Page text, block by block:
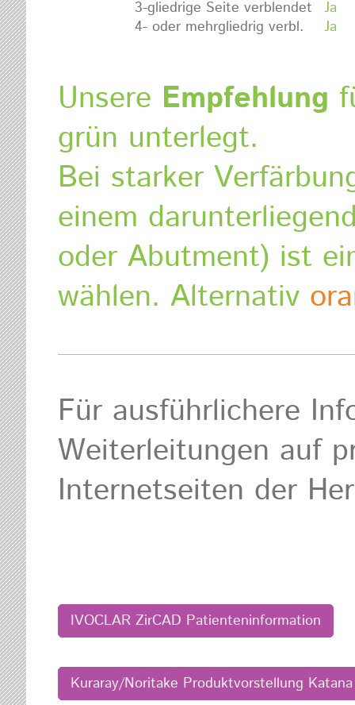
3-gliedrige Seite verblendet
4- oder mehrgliedrig verbl.
Ja
Ja
Unsere Empfehlung
grün unterlegt.
Bei starker
einem
oder Abutment) ist
wählen. Alternativ
Für ausführlichere
Weiterleitungen auf
Internetseiten der
IVOCLAR ZirCAD Patienteninformation
Kuraray/Noritake Produktvorstellung Katana